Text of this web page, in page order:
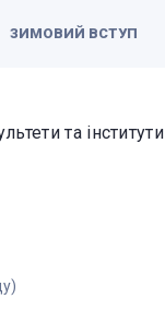
ЗИМОВИЙ ВСТУП
та інститути